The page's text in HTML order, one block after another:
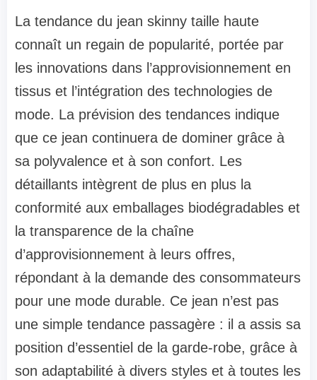
La tendance du jean skinny taille haute
connaît un regain de popularité, portée par
les innovations dans l’approvisionnement en
tissus et l’intégration des technologies de
mode. La prévision des tendances indique
que ce jean continuera de dominer grâce à
sa polyvalence et à son confort. Les
détaillants intègrent de plus en plus la
conformité aux emballages biodégradables et
la transparence de la chaîne
d’approvisionnement à leurs offres,
répondant à la demande des consommateurs
pour une mode durable. Ce jean n’est pas
une simple tendance passagère : il a assis sa
position d’essentiel de la garde-robe, grâce à
son adaptabilité à divers styles et à toutes les